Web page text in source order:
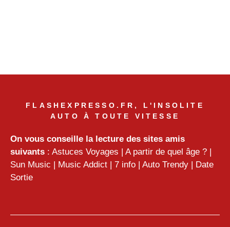
FLASHEXPRESSO.FR, L'INSOLITE
AUTO À TOUTE VITESSE
On vous conseille la lecture des sites amis
suivants : Astuces Voyages | A partir de quel âge ? |
Sun Music | Music Addict | 7 info | Auto Trendy | Date
Sortie